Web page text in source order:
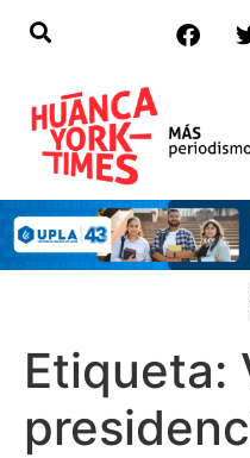
Etiqueta: